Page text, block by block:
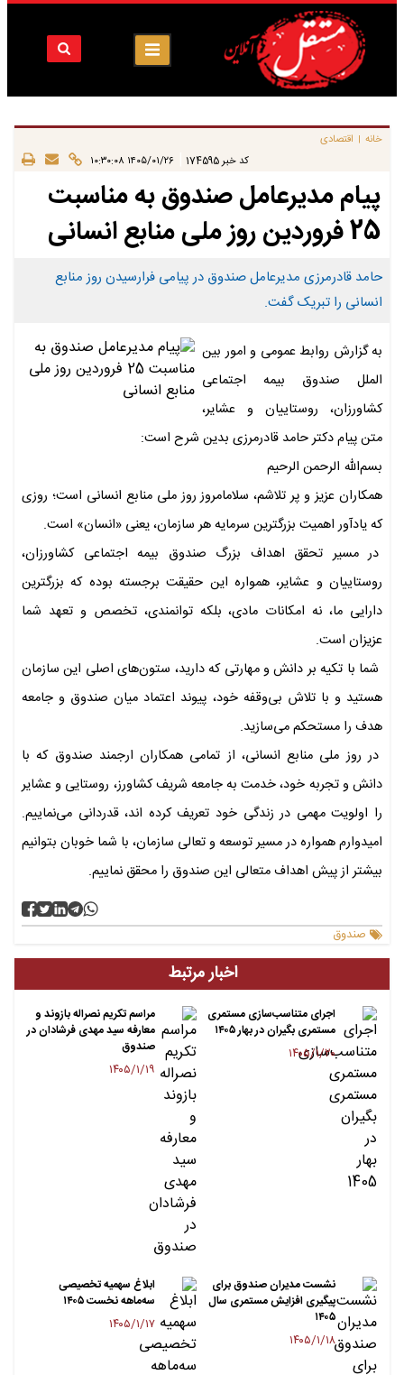
خانه | اقتصادی
کد خبر 174595 ۱۴۰۵/۰۱/۲۶ ۱۰:۳۰:۰۸
پیام مدیرعامل صندوق به مناسبت
25 فروردین روز ملی منابع انسانی
حامد قادرمرزی مدیرعامل صندوق در پیامی فرارسیدن روز منابع
انسانی را تبریک گفت.
به گزارش روابط عمومی و امور بین
الملل صندوق بیمه اجتماعی
کشاورزان، روستاییان و عشایر،
متن پیام دکتر حامد قادرمرزی بدین شرح است:
بسم‌الله الرحمن الرحیم
همکاران عزیز و پر تلاشم، سلامامروز روز ملی منابع انسانی است؛ روزی
که یادآور اهمیت بزرگترین سرمایه هر سازمان، یعنی «انسان» است.
در مسیر تحقق اهداف بزرگ صندوق بیمه اجتماعی کشاورزان،
روستاییان و عشایر، همواره این حقیقت برجسته بوده که بزرگترین
دارایی ما، نه امکانات مادی، بلکه توانمندی، تخصص و تعهد شما
عزیزان است.
شما با تکیه بر دانش و مهارتی که دارید، ستون‌های اصلی این سازمان
هستید و با تلاش بی‌وقفه خود، پیوند اعتماد میان صندوق و جامعه
هدف را مستحکم می‌سازید.
در روز ملی منابع انسانی، از تمامی همکاران ارجمند صندوق که با
دانش و تجربه خود، خدمت به جامعه شریف کشاورز، روستایی و عشایر
را اولویت مهمی در زندگی خود تعریف کرده اند، قدردانی می‌نماییم.
امیدوارم همواره در مسیر توسعه و تعالی سازمان، با شما خوبان بتوانیم
بیشتر از پیش اهداف متعالی این صندوق را محقق نماییم.
صندوق
اخبار مرتبط
اجرای متناسب‌سازی مستمری
مستمری ‌بگیران در بهار ۱۴۰۵
۱۴۰۵/۱/۲۰
مراسم تکریم نصراله بازوند و
معارفه سید مهدی فرشادان در
صندوق
۱۴۰۵/۱/۱۹
نشست مدیران صندوق برای
پیگیری افزایش مستمری سال
۱۴۰۵
۱۴۰۵/۱/۱۸
ابلاغ سهمیه تخصیصی
سه‌ماهه نخست ۱۴۰۵
۱۴۰۵/۱/۱۷